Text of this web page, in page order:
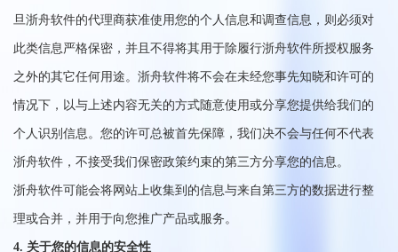
旦浙舟软件的代理商获准使用您的个人信息和调查信息，则必须对
此类信息严格保密，并且不得将其用于除履行浙舟软件所授权服务
之外的其它任何用途。浙舟软件将不会在未经您事先知晓和许可的
情况下，以与上述内容无关的方式随意使用或分享您提供给我们的
个人识别信息。您的许可总被首先保障，我们决不会与任何不代表
浙舟软件，不接受我们保密政策约束的第三方分享您的信息。
浙舟软件可能会将网站上收集到的信息与来自第三方的数据进行整
理或合并，并用于向您推广产品或服务。
4. 关于您的信息的安全性